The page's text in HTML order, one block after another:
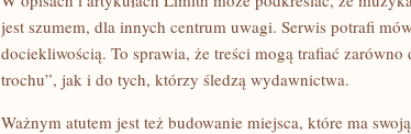
jest szumem, dla innych centrum uwagi. Serwis potrafi
dociekliwością. To sprawia, że treści mogą trafiać zarówno
trochu”, jak i do tych, którzy śledzą wydawnictwa.
Ważnym atutem jest też budowanie miejsca, które ma